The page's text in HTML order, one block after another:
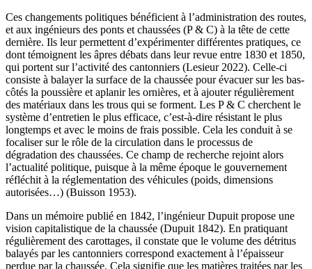
Ces changements politiques bénéficient à l’administration des routes,
et aux ingénieurs des ponts et chaussées (P & C) à la tête de cette
dernière. Ils leur permettent d’expérimenter différentes pratiques, ce
dont témoignent les âpres débats dans leur revue entre 1830 et 1850,
qui portent sur l’activité des cantonniers (Lesieur 2022). Celle-ci
consiste à balayer la surface de la chaussée pour évacuer sur les bas-
côtés la poussière et aplanir les ornières, et à ajouter régulièrement
des matériaux dans les trous qui se forment. Les P & C cherchent le
système d’entretien le plus efficace, c’est-à-dire résistant le plus
longtemps et avec le moins de frais possible. Cela les conduit à se
focaliser sur le rôle de la circulation dans le processus de
dégradation des chaussées. Ce champ de recherche rejoint alors
l’actualité politique, puisque à la même époque le gouvernement
réfléchit à la réglementation des véhicules (poids, dimensions
autorisées…) (Buisson 1953).
Dans un mémoire publié en 1842, l’ingénieur Dupuit propose une
vision capitalistique de la chaussée (Dupuit 1842). En pratiquant
régulièrement des carottages, il constate que le volume des détritus
balayés par les cantonniers correspond exactement à l’épaisseur
perdue par la chaussée. Cela signifie que les matières traitées par les